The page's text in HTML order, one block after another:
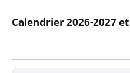
Calendrier 2026-2027